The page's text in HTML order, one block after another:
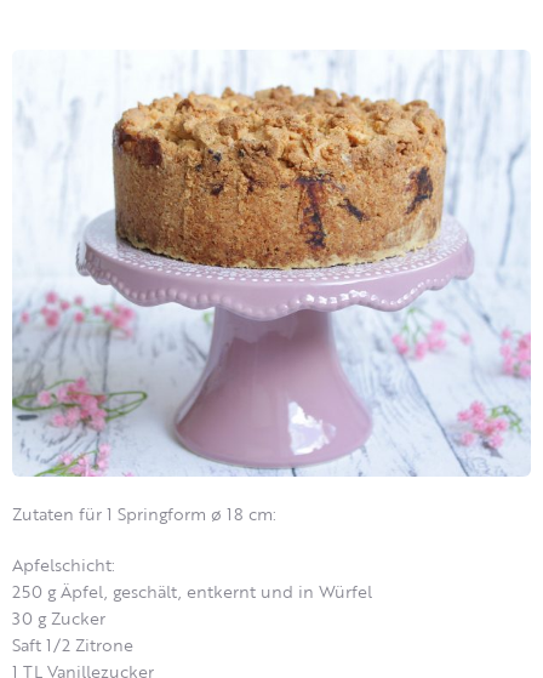
Zutaten für 1 Springform ø 18 cm:
Apfelschicht:
250 g Äpfel, geschält, entkernt und in Würfel
30 g Zucker
Saft 1/2 Zitrone
1 TL Vanillezucker